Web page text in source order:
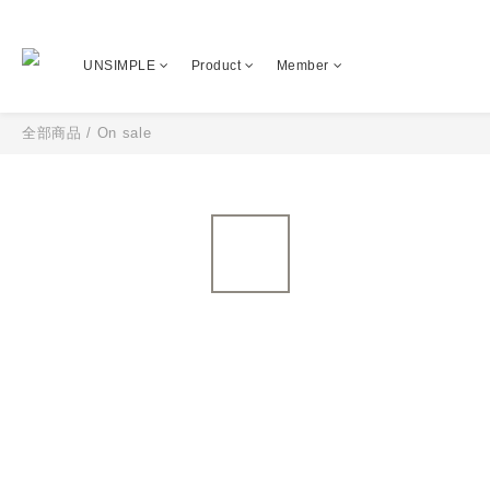
UNSIMPLE Product Member
全部商品 / On sale